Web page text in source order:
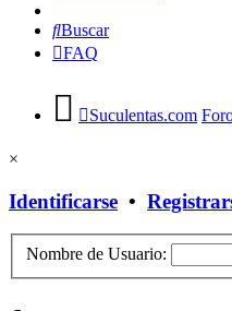
Buscar
FAQ
Suculentas.com
×
Identificarse •
Nombre de Usuario: